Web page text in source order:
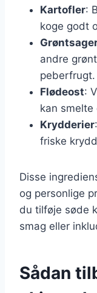
Kartofler:
koge godt
andre
peberfrugt.
Flødeost:
kan
Krydderier
friske
Disse
og personlige
du tilføje søde
smag eller
Sådan